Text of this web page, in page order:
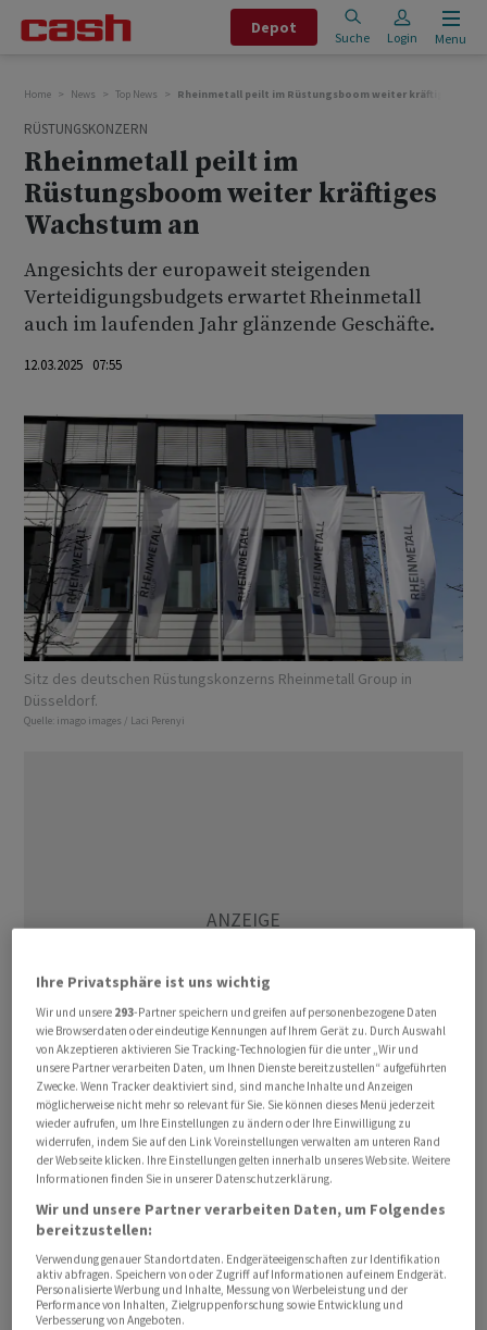
Depot
Suche Login Menu
Home News Top News Rheinmetall peilt im Rüstungsboom weiter kräftiges
RÜSTUNGSKONZERN
Rheinmetall peilt im
Rüstungsboom weiter kräftiges
Wachstum an
Angesichts der europaweit steigenden
Verteidigungsbudgets erwartet Rheinmetall
auch im laufenden Jahr glänzende Geschäfte.
12.03.2025 07:55
Sitz des deutschen Rüstungskonzerns Rheinmetall Group in
Düsseldorf.
Quelle: imago images / Laci Perenyi
Der Umsatz soll 2025 zwischen 25 und 30 Prozent
zulegen, wie Deutschlands grösster Rüstungskonzern
am Mittwoch in Düsseldorf mitteilte. Im vergangenen
Jahr stiegen die Erlöse im Vorjahresvergleich um 36
Prozent auf 9,75 Milliarden Euro.
rund 10 Milliarden Euro in Aussicht gestellt. Die
operative Marge stieg 2024 auf 15,2 Prozent nach 12,8
Prozent im Jahr zuvor.
Ihre Privatsphäre ist uns wichtig
Wir und unsere 293-Partner speichern und greifen auf personenbezogene Daten
wie Browserdaten oder eindeutige Kennungen auf Ihrem Gerät zu. Durch Auswahl
von Akzeptieren aktivieren Sie Tracking-Technologien für die unter „Wir und
unsere Partner verarbeiten Daten, um Ihnen Dienste bereitzustellen“ aufgeführten
Zwecke. Wenn Tracker deaktiviert sind, sind manche Inhalte und Anzeigen
möglicherweise nicht mehr so relevant für Sie. Sie können dieses Menü jederzeit
wieder aufrufen, um Ihre Einstellungen zu ändern oder Ihre Einwilligung zu
widerrufen, indem Sie auf den Link Voreinstellungen verwalten am unteren Rand
der Webseite klicken. Ihre Einstellungen gelten innerhalb unseres Website. Weitere
Informationen finden Sie in unserer Datenschutzerklärung.
Wir und unsere Partner verarbeiten Daten, um Folgendes
bereitzustellen:
Verwendung genauer Standortdaten. Endgeräteeigenschaften zur Identifikation
aktiv abfragen. Speichern von oder Zugriff auf Informationen auf einem Endgerät.
Personalisierte Werbung und Inhalte, Messung von Werbeleistung und der
Performance von Inhalten, Zielgruppenforschung sowie Entwicklung und
Verbesserung von Angeboten.